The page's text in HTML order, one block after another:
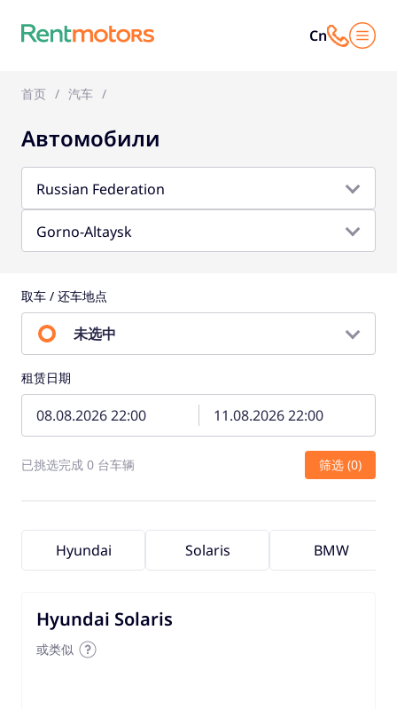
Cn
首页 汽车
Автомобили
Russian Federation
Gorno-Altaysk
取车 / 还车地点
未选中
租赁日期
已挑选完成 0 台车辆 筛选 (0)
Hyundai Solaris BMW
Hyundai Solaris
或类似